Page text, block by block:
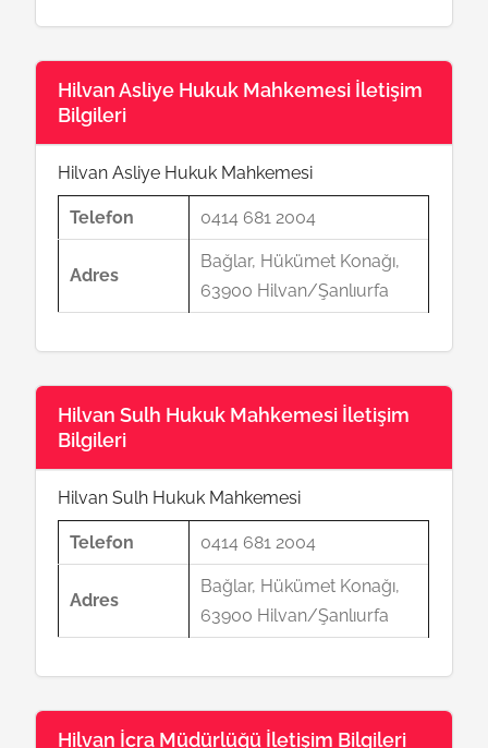
Hilvan Asliye Hukuk Mahkemesi İletişim
Bilgileri
Hilvan Asliye Hukuk Mahkemesi
Telefon 0414 681 2004
Adres
Bağlar, Hükümet Konağı,
63900 Hilvan/Şanlıurfa
Hilvan Sulh Hukuk Mahkemesi İletişim
Bilgileri
Hilvan Sulh Hukuk Mahkemesi
Telefon 0414 681 2004
Adres
Bağlar, Hükümet Konağı,
63900 Hilvan/Şanlıurfa
Hilvan İcra Müdürlüğü İletişim Bilgileri